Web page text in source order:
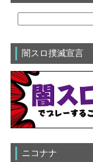
闇スロ撲滅宣言
ニコナナ